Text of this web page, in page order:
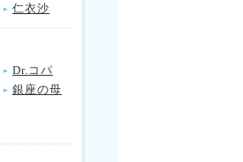
仁衣沙
Dr.コパ
銀座の母